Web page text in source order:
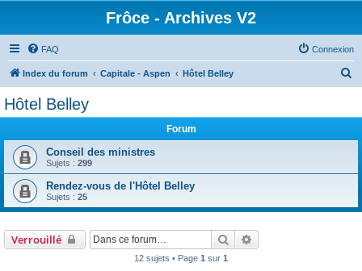
Frôce - Archives V2
FAQ Connexion
Index du forum Capitale - Aspen Hôtel Belley
h
Hôtel Belley
Forum
Conseil des ministres
Sujets : 299
Rendez-vous de l'Hôtel Belley
Sujets : 25
Verrouillé Rechercher
12 sujets • Page 1 sur 1